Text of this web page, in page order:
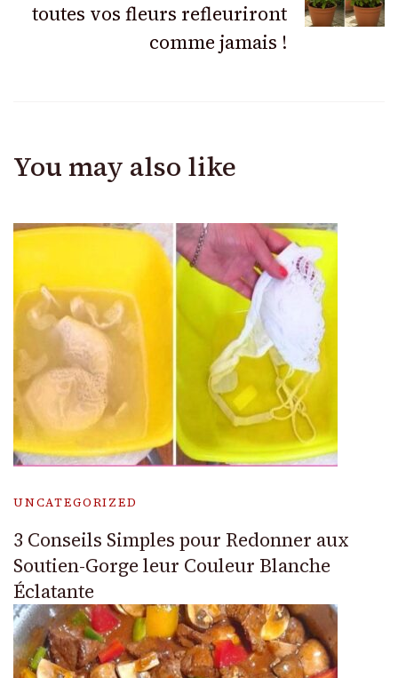
toutes vos fleurs refleuriront
comme jamais !
You may also like
UNCATEGORIZED
3 Conseils Simples pour Redonner aux
Soutien-Gorge leur Couleur Blanche
Éclatante